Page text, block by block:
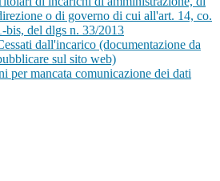
o di governo di cui all'art. 14, co.
bis, del dlgs n. 33/2013
dall'incarico (documentazione da
sul sito web)
per mancata comunicazione dei dati